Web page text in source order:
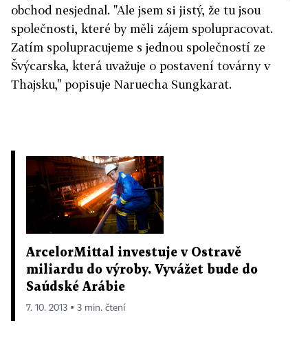
obchod nesjednal. "Ale jsem si jistý, že tu jsou
společnosti, které by měli zájem spolupracovat.
Zatím spolupracujeme s jednou společností ze
Švýcarska, která uvažuje o postavení továrny v
Thajsku," popisuje Naruecha Sungkarat.
ArcelorMittal investuje v Ostravě
miliardu do výroby. Vyvážet bude do
Saúdské Arábie
7. 10. 2013 ▪ 3 min. čtení